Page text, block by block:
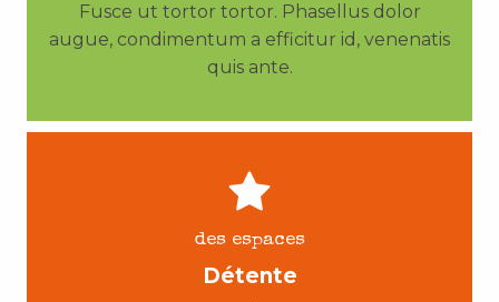
Fusce ut tortor tortor. Phasellus dolor
augue, condimentum a efficitur id, venenatis
quis ante.
des espaces
Détente